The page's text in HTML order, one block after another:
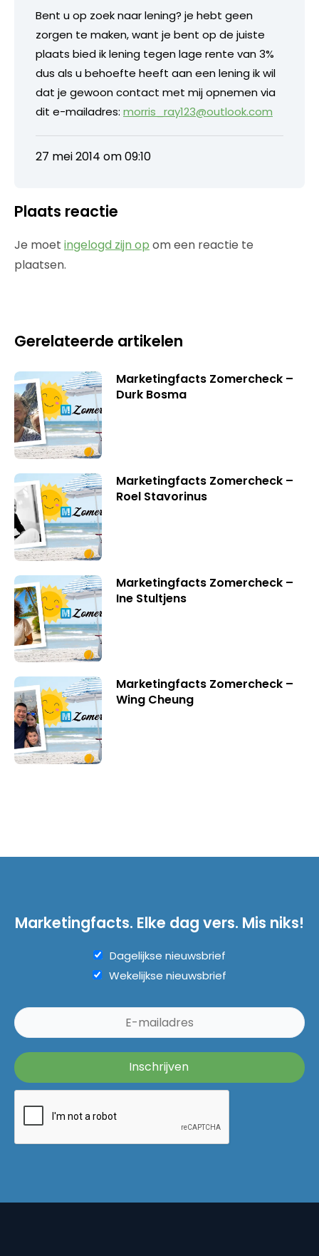
Bent u op zoek naar lening? je hebt geen
zorgen te maken, want je bent op de juiste
plaats bied ik lening tegen lage rente van 3%
dus als u behoefte heeft aan een lening ik wil
dat je gewoon contact met mij opnemen via
dit e-mailadres: morris_ray123@outlook.com
27 mei 2014 om 09:10
Plaats reactie
Je moet ingelogd zijn op om een reactie te
plaatsen.
Gerelateerde artikelen
Marketingfacts Zomercheck –
Durk Bosma
Marketingfacts Zomercheck –
Roel Stavorinus
Marketingfacts Zomercheck –
Ine Stultjens
Marketingfacts Zomercheck –
Wing Cheung
Marketingfacts. Elke dag vers. Mis niks!
Dagelijkse nieuwsbrief
Wekelijkse nieuwsbrief